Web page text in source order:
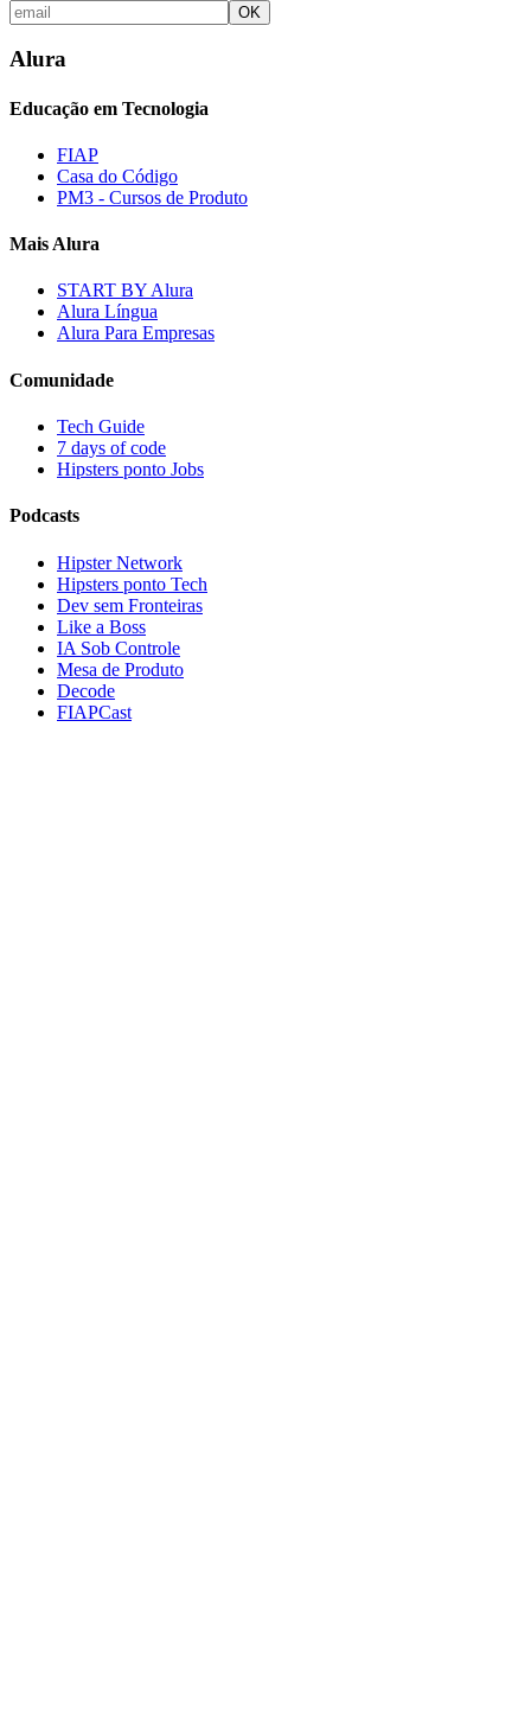
OK
Alura
Educação em Tecnologia
FIAP
Casa do Código
PM3 - Cursos de Produto
Mais Alura
START BY Alura
Alura Língua
Alura Para Empresas
Comunidade
Tech Guide
7 days of code
Hipsters ponto Jobs
Podcasts
Hipster Network
Hipsters ponto Tech
Dev sem Fronteiras
Like a Boss
IA Sob Controle
Mesa de Produto
Decode
FIAPCast